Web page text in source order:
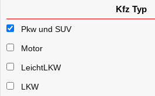
Kfz Typ
Pkw und SUV
Motor
LeichtLKW
LKW